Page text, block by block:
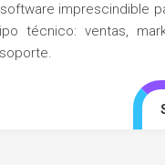
imprescindible
técnico: ventas,